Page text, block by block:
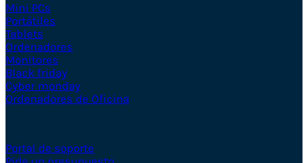
Mini PCs
Portátiles
Tablets
Ordenadores
Monitores
Black friday
Cyber monday
Ordenadores de Oficina
Portal de soporte